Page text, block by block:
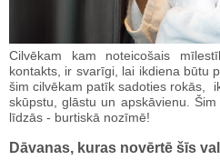
Cilvēkam kam noteicošais
kontakts, ir svarīgi, lai ikdiena būtu
šim cilvēkam patīk sadoties rokās,
skūpstu, glāstu un apskāvienu.
līdzās - burtiskā nozīmē!
Dāvanas, kuras novērtē šīs